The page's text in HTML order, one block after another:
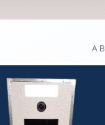
AB